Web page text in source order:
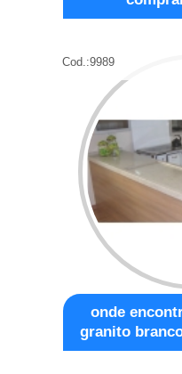
Cod.:9989
onde
granito